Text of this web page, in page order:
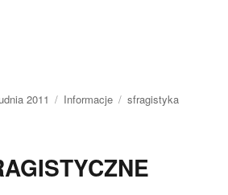
2011 Kategorie
Informacje Tagi
sfragistyka